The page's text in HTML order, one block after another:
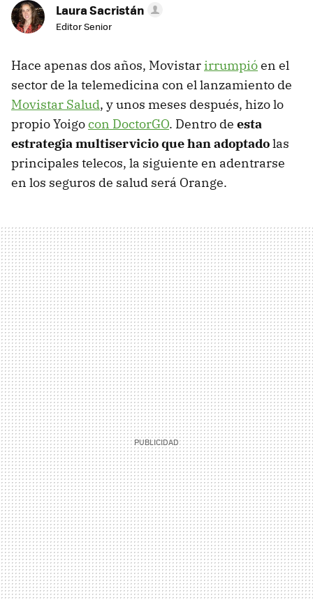
Laura Sacristán
Editor Senior
Hace apenas dos años, Movistar irrumpióen el
sector de la telemedicina con el lanzamiento de
Movistar Salud, y unos meses después, hizo lo
propio Yoigocon DoctorGO. Dentro de esta
estrategia multiservicio que han adoptadolas
principales telecos, la siguiente en adentrarse
en los seguros de salud será Orange.